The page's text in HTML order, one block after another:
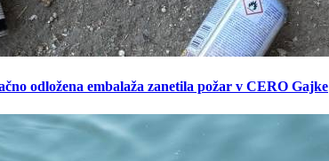
odložena embalaža zanetila požar v CERO Gajke